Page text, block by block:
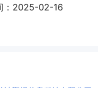
：2025-02-16